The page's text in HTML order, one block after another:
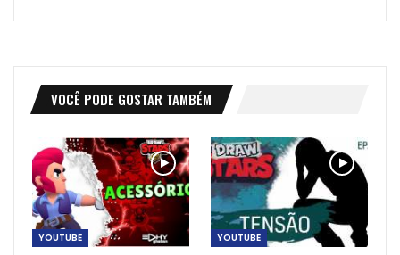
VOCÊ PODE GOSTAR TAMBÉM
YOUTUBE YOUTUBE